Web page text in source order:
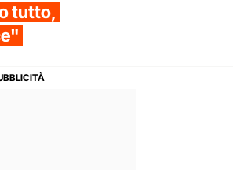
tutto,